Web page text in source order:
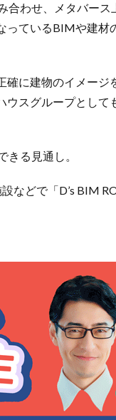
わせ、メタバース
っているBIMや建材
確に建物のイメージ
スグループとして
る見通し。
などで「D’s BIM